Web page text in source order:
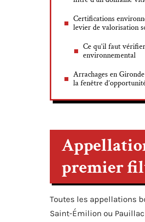
Certifications
levier de valorisation
Ce qu’il faut
environnemental
Arrachages en
la fenêtre
premier
Toutes les appellations
Saint-Émilion ou